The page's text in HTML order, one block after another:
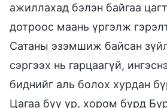
ажиллахад бэлэн байгаа
дотроос маань үргэлж
Сатаны эзэмшиж байсан
сэргээх нь гарцаагүй,
биднийг аль болох хурдан
Цагаа бүү үр, хором бүрд